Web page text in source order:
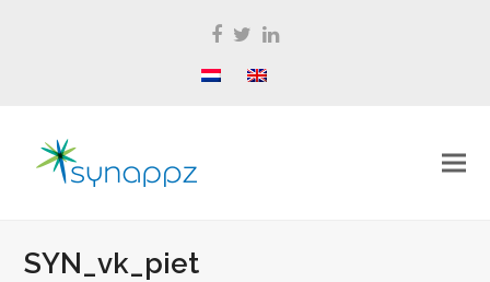
Facebook
TwitterLinkedIn
SYN_vk_piet